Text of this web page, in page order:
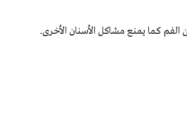
الفم كما يمنع مشاكل الأسنان الأخرى.